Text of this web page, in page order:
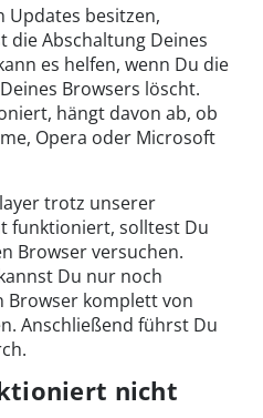
Updates besitzen,
die Abschaltung Deines
es helfen, wenn Du die
Browsers löscht.
hängt davon ab, ob
Opera oder Microsoft
trotz unserer
funktioniert, solltest Du
Browser versuchen.
Du nur noch
Browser komplett von
Anschließend führst Du
nicht